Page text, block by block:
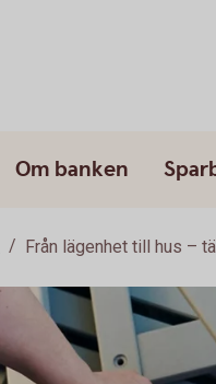
Om banken
Från lägenhet till hus –